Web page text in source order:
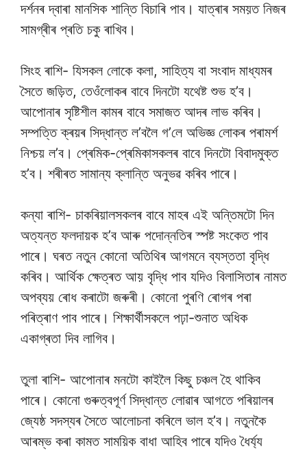
দৰ্শনৰ দ্বাৰা মানসিক শান্তি বিচাৰি পাব। যাত্ৰাৰ সময়ত নিজৰ
সামগ্ৰীৰ প্ৰতি চকু ৰাখিব।
সিংহ ৰাশি- যিসকল লোকে কলা, সাহিত্য বা সংবাদ মাধ্যমৰ
সৈতে জড়িত, তেওঁলোকৰ বাবে দিনটো যথেষ্ট শুভ হ’ব।
আপোনাৰ সৃষ্টিশীল কামৰ বাবে সমাজত আদৰ লাভ কৰিব।
সম্পত্তি ক্ৰয়ৰ সিদ্ধান্ত ল’বলৈ গ’লে অভিজ্ঞ লোকৰ পৰামৰ্শ
নিশ্চয় ল’ব। প্ৰেমিক-প্ৰেমিকাসকলৰ বাবে দিনটো বিবাদমুক্ত
হ’ব। শৰীৰত সামান্য ক্লান্তি অনুভৱ কৰিব পাৰে।
কন্যা ৰাশি- চাকৰিয়ালসকলৰ বাবে মাহৰ এই অন্তিমটো দিন
অত্যন্ত ফলদায়ক হ’ব আৰু পদোন্নতিৰ স্পষ্ট সংকেত পাব
পাৰে। ঘৰত নতুন কোনো অতিথিৰ আগমনে ব্যস্ততা বৃদ্ধি
কৰিব। আৰ্থিক ক্ষেত্ৰত আয় বৃদ্ধি পাব যদিও বিলাসিতাৰ নামত
অপব্যয় ৰোধ কৰাটো জৰুৰী। কোনো পুৰণি ৰোগৰ পৰা
পৰিত্ৰাণ পাব পাৰে। শিক্ষাৰ্থীসকলে পঢ়া-শুনাত অধিক
একাগ্ৰতা দিব লাগিব।
তুলা ৰাশি- আপোনাৰ মনটো কাইলৈ কিছু চঞ্চল হৈ থাকিব
পাৰে। কোনো গুৰুত্বপূৰ্ণ সিদ্ধান্ত লোৱাৰ আগতে পৰিয়ালৰ
জ্যেষ্ঠ সদস্যৰ সৈতে আলোচনা কৰিলে ভাল হ’ব। নতুনকৈ
আৰম্ভ কৰা কামত সাময়িক বাধা আহিব পাৰে যদিও ধৈৰ্য্য